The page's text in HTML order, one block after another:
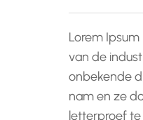
Lorem
van de
onbekende
nam en ze
letterproef te